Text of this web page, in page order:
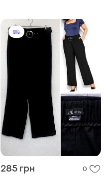
285 грн 0